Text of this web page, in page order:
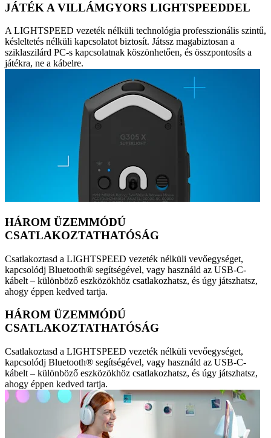
JÁTÉK A VILLÁMGYORS LIGHTSPEEDDEL
A LIGHTSPEED vezeték nélküli technológia professzionális szintű,
késleltetés nélküli kapcsolatot biztosít. Játssz magabiztosan a
sziklaszilárd PC-s kapcsolatnak köszönhetően, és összpontosíts a
játékra, ne a kábelre.
HÁROM ÜZEMMÓDÚ
CSATLAKOZTATHATÓSÁG
Csatlakoztasd a LIGHTSPEED vezeték nélküli vevőegységet,
kapcsolódj Bluetooth® segítségével, vagy használd az USB-C-
kábelt – különböző eszközökhöz csatlakozhatsz, és úgy játszhatsz,
ahogy éppen kedved tartja.
HÁROM ÜZEMMÓDÚ
CSATLAKOZTATHATÓSÁG
Csatlakoztasd a LIGHTSPEED vezeték nélküli vevőegységet,
kapcsolódj Bluetooth® segítségével, vagy használd az USB-C-
kábelt – különböző eszközökhöz csatlakozhatsz, és úgy játszhatsz,
ahogy éppen kedved tartja.